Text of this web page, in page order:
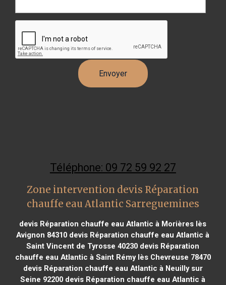
Téléphone: 09 72 59 92 27
Zone intervention devis Réparation
chauffe eau Atlantic Sarreguemines
devis Réparation chauffe eau Atlantic à Morières lès
Avignon 84310 devis Réparation chauffe eau Atlantic à
Saint Vincent de Tyrosse 40230 devis Réparation
chauffe eau Atlantic à Saint Rémy lès Chevreuse 78470
devis Réparation chauffe eau Atlantic à Neuilly sur
Seine 92200 devis Réparation chauffe eau Atlantic à